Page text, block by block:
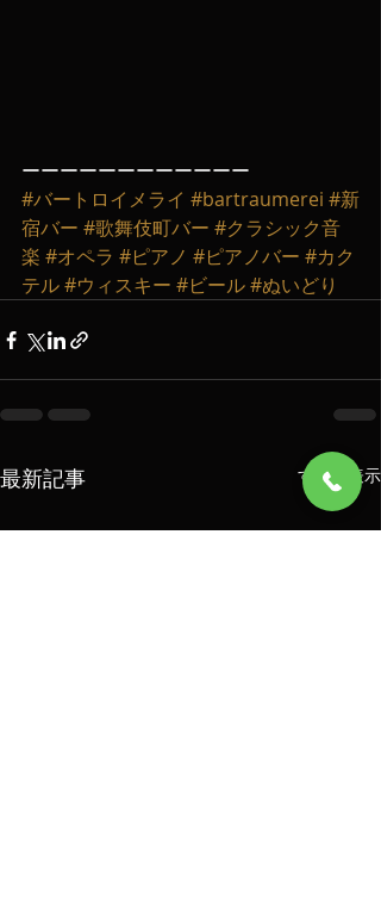
ーーーーーーーーーーーー
#バートロイメライ #bartraumerei #新
宿バー #歌舞伎町バー #クラシック音
楽 #オペラ #ピアノ #ピアノバー #カク
テル#ウィスキー #ビール#ぬいどり
最新記事 すべて表示